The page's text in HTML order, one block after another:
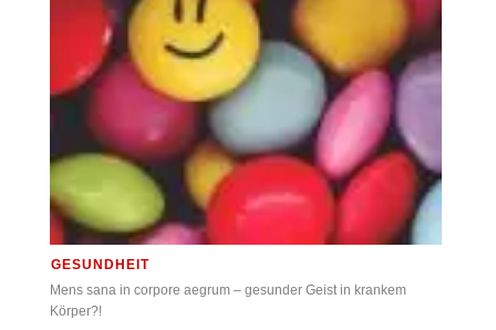
GESUNDHEIT
Mens sana in corpore aegrum – gesunder Geist in krankem
Körper?!